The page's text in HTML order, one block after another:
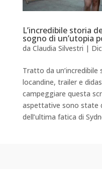
L’incredibile storia
sogno di un’utopia
da Claudia Silvestri |
Tratto da
locandine, trailer e
campeggiare questa
aspettative sono state
dell’ultima fatica di